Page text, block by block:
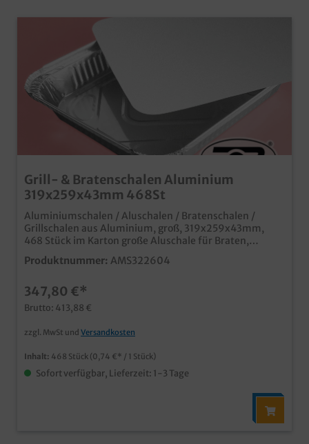
Grill- & Bratenschalen Aluminium
319x259x43mm 468St
Aluminiumschalen / Aluschalen / Bratenschalen /
Grillschalen aus Aluminium, groß, 319x259x43mm,
468 Stück im Karton große Aluschale für Braten,
Pfannen und Fleischgerichte extra groß und praktisch
verdeckelbar (Deckel separat erhältlich) ideal für den
Produktnummer: AMS322604
347,80 €*
Brutto: 413,88 €
zzgl. MwSt und Versandkosten
Inhalt: 468 Stück (0,74 €* / 1 Stück)
Sofort verfügbar, Lieferzeit: 1-3 Tage